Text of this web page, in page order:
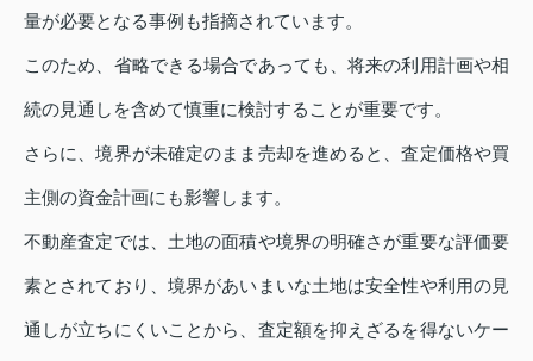
量が必要となる事例も指摘されています。
このため、省略できる場合であっても、将来の利用計画や相
続の見通しを含めて慎重に検討することが重要です。
さらに、境界が未確定のまま売却を進めると、査定価格や買
主側の資金計画にも影響します。
不動産査定では、土地の面積や境界の明確さが重要な評価要
素とされており、境界があいまいな土地は安全性や利用の見
通しが立ちにくいことから、査定額を抑えざるを得ないケー